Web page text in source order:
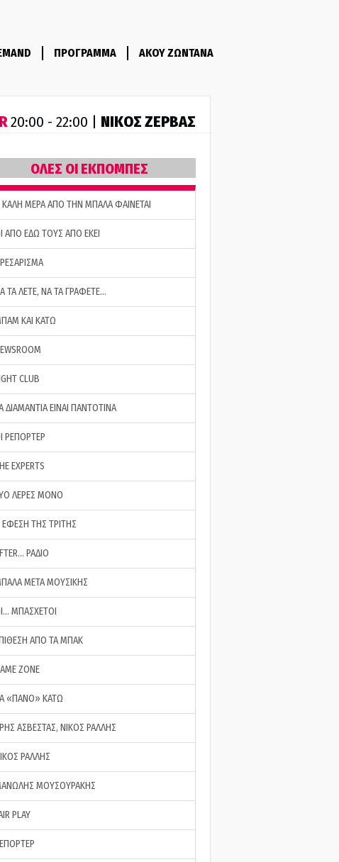
ΠΡΟΓΡΑΜΜΑ ΑΚΟΥ ΖΩΝΤΑΝΑ
20:00 - 22:00 | ΝΙΚΟΣ ΖΕΡΒΑΣ
ΟΛΕΣ ΟΙ ΕΚΠΟΜΠΕΣ
ΚΑΛΗ ΜΕΡΑ ΑΠΟ ΤΗΝ ΜΠΑΛΑ ΦΑΙΝΕΤΑΙ
ΑΠΟ ΕΔΩ ΤΟΥΣ ΑΠΟ ΕΚΕΙ
ΤΑ ΛΕΤΕ, ΝΑ ΤΑ ΓΡΑΦΕΤΕ…
ΚΑΙ ΚΑΤΩ
CLUB
ΔΙΑΜΑΝΤΙΑ ΕΙΝΑΙ ΠΑΝΤΟΤΙΝΑ
ΡΕΠΟΡΤΕΡ
EXPERTS
ΛΕΡΕΣ ΜΟΝΟ
ΤΗΣ ΤΡΙΤΗΣ
ΡΑΔΙΟ
ΜΕΤΑ ΜΟΥΣΙΚΗΣ
ΜΠΑΣΧΕΤΟΙ
ΑΠΟ ΤΑ ΜΠΑΚ
ZONE
«ΠΑΝΟ» ΚΑΤΩ
ΑΣΒΕΣΤΑΣ, ΝΙΚΟΣ ΡΑΛΛΗΣ
ΡΑΛΛΗΣ
ΜΟΥΣΟΥΡΑΚΗΣ
PLAY